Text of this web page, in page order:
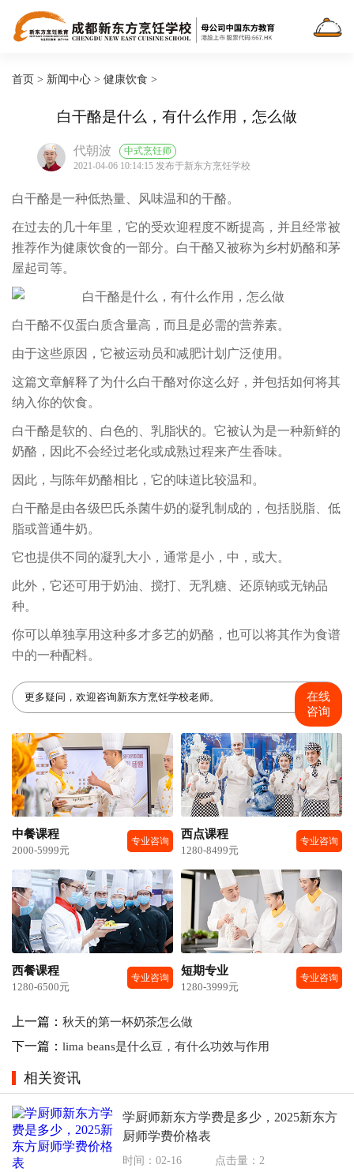
首页 > 新闻中心 > 健康饮食 >
白干酪是什么，有什么作用，怎么做
代朝波
中式烹饪师
2021-04-06 10:14:15 发布于新东方烹饪学校
白干酪是一种低热量、风味温和的干酪。
在过去的几十年里，它的受欢迎程度不断提高，并且经常被
推荐作为健康饮食的一部分。白干酪又被称为乡村奶酪和茅
屋起司等。
白干酪不仅蛋白质含量高，而且是必需的营养素。
由于这些原因，它被运动员和减肥计划广泛使用。
这篇文章解释了为什么白干酪对你这么好，并包括如何将其
纳入你的饮食。
白干酪是软的、白色的、乳脂状的。它被认为是一种新鲜的
奶酪，因此不会经过老化或成熟过程来产生香味。
因此，与陈年奶酪相比，它的味道比较温和。
白干酪是由各级巴氏杀菌牛奶的凝乳制成的，包括脱脂、低
脂或普通牛奶。
它也提供不同的凝乳大小，通常是小，中，或大。
此外，它还可用于奶油、搅打、无乳糖、还原钠或无钠品
种。
你可以单独享用这种多才多艺的奶酪，也可以将其作为食谱
中的一种配料。
更多疑问，欢迎咨询新东方烹饪学校老师。
在线
咨询
中餐课程
2000-5999元
专业咨询
西点课程
1280-8499元
专业咨询
西餐课程
1280-6500元
专业咨询
短期专业
1280-3999元
专业咨询
上一篇： 秋天的第一杯奶茶怎么做
下一篇： lima beans是什么豆，有什么功效与作用
相关资讯
学厨师新东方学费是多少，2025新东方
厨师学费价格表
时间：02-16 点击量：2